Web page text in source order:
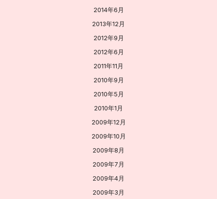
2014年6月
2013年12月
2012年9月
2012年6月
2011年11月
2010年9月
2010年5月
2010年1月
2009年12月
2009年10月
2009年8月
2009年7月
2009年4月
2009年3月